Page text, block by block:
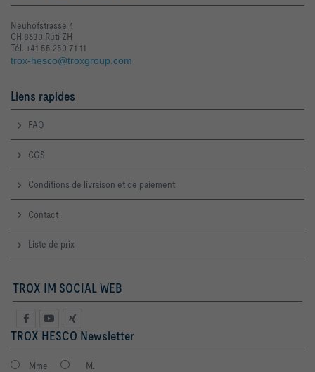
Neuhofstrasse 4
CH-8630 Rüti ZH
Tél. +41 55 250 71 11
trox-hesco@troxgroup.com
Liens rapides
FAQ
CGS
Conditions de livraison et de paiement
Contact
Liste de prix
TROX IM SOCIAL WEB
TROX HESCO Newsletter
Mme M.